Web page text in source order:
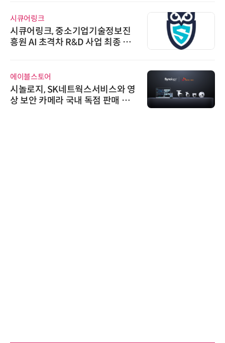
비쉐이
비쉐이, 모든 주요 리모컨 코드 지
원하는 TSOP15300 시리즈 IR 수
위고페어
위고페어, 서울AI허브 '2026 AI 전
환(AX) 지원사업' 컨소시엄 선정